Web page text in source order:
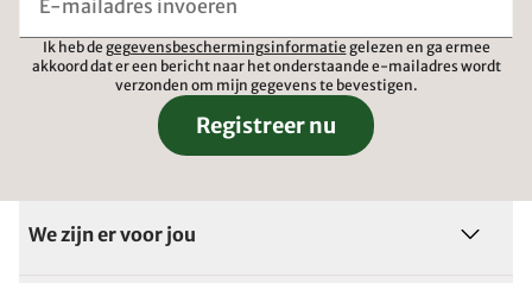
Ik heb de gegevensbeschermingsinformatie gelezen en ga ermee
akkoord dat er een bericht naar het onderstaande e-mailadres wordt
verzonden om mijn gegevens te bevestigen.
Registreer nu
We zijn er voor jou